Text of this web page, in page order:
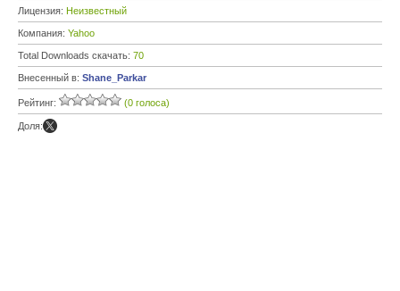
Лицензия: Неизвестный
Компания: Yahoo
Total Downloads скачать: 70
Внесенный в: Shane_Parkar
Рейтинг: (0 голоса)
Доля: